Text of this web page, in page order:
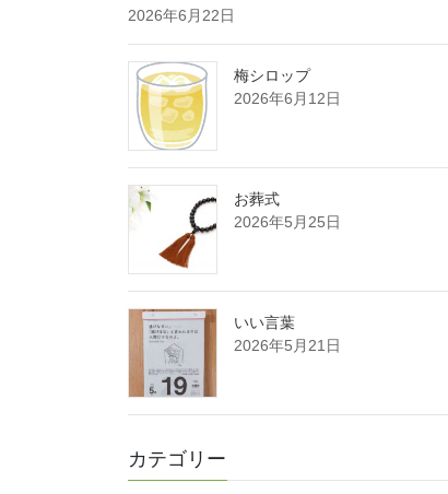
2026年6月22日
梅シロップ
2026年6月12日
お葬式
2026年5月25日
いい言葉
2026年5月21日
カテゴリー